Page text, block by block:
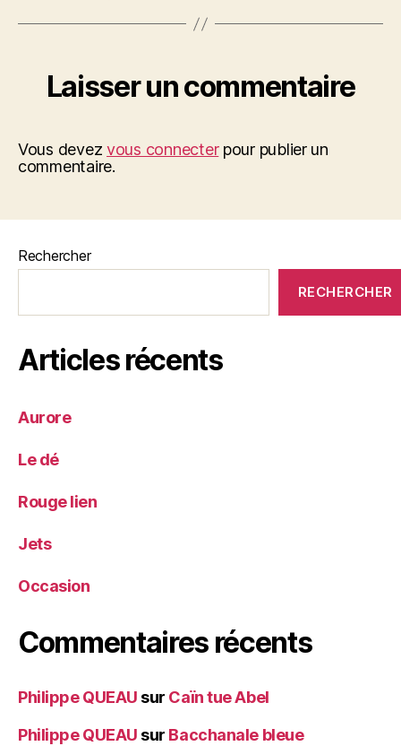
Laisser un commentaire
Vous devezvous connecterpour publier un
commentaire.
Rechercher
RECHERCHER
Articles récents
Aurore
Le dé
Rouge lien
Jets
Occasion
Commentaires récents
Philippe QUEAU sur Caïn tue Abel
Philippe QUEAU sur Bacchanale bleue